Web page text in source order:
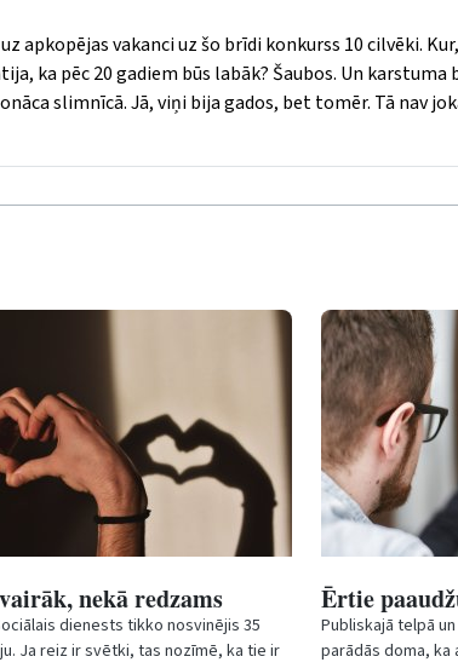
apkopējas vakanci uz šo brīdi konkurss 10 cilvēki.
ka pēc 20 gadiem būs labāk? Šaubos. Un
slimnīcā. Jā, viņi bija gados, bet tomēr. Tā nav
nekā redzams
dienests tikko nosvinējis 35
Ja reiz ir svētki, tas nozīmē, ka tie ir
Ērtie
Publiskajā telpā
parādās doma, ka